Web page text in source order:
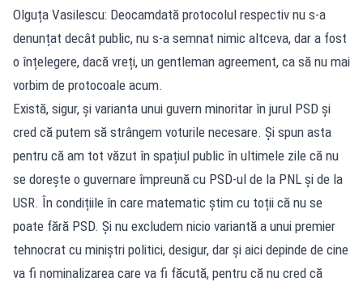
Olguța Vasilescu: Deocamdată protocolul respectiv nu s-a
denunțat decât public, nu s-a semnat nimic altceva, dar a fost
o înțelegere, dacă vreți, un gentleman agreement, ca să nu mai
vorbim de protocoale acum.
Există, sigur, și varianta unui guvern minoritar în jurul PSD și
cred că putem să strângem voturile necesare. Și spun asta
pentru că am tot văzut în spațiul public în ultimele zile că nu
se dorește o guvernare împreună cu PSD-ul de la PNL și de la
USR. În condițiile în care matematic știm cu toții că nu se
poate fără PSD. Și nu excludem nicio variantă a unui premier
tehnocrat cu miniștri politici, desigur, dar și aici depinde de cine
va fi nominalizarea care va fi făcută, pentru că nu cred că